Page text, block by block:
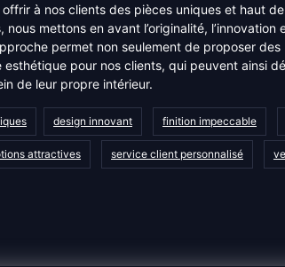
à nos clients des pièces uniques et haut
mettons en avant l’originalité,
permet non seulement de proposer
esthétique pour nos clients, qui peuvent ainsi
de leur propre intérieur.
design innovant finition impeccable
attractives service client personnalisé